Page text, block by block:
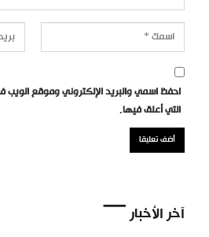
احفظ اسمي والبريد الإلكتروني وموقع الويب
التي أعلق فيها.
آخر الأخبار